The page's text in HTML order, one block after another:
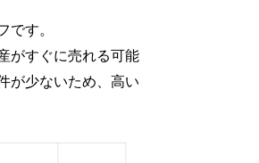
す。
がすぐに売れる可能
が少ないため、高い